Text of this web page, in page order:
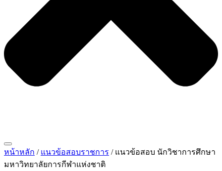
หน้าหลัก / แนวข้อสอบราชการ / แนวข้อสอบ นักวิชาการศึกษา
มหาวิทยาลัยการกีฬาแห่งชาติ